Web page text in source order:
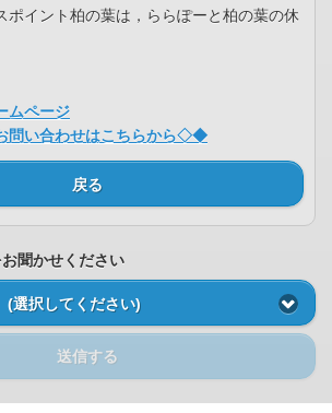
イント柏の葉は，ららぽーと柏の葉の休
ムページ
問い合わせはこちらから◇◆
戻る
聞かせください
(選択してください)
送信する